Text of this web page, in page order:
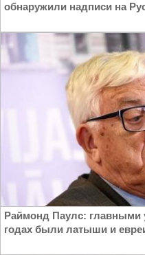
обнаружили надписи на
Раймонд Паулс: главными
годах были латыши и